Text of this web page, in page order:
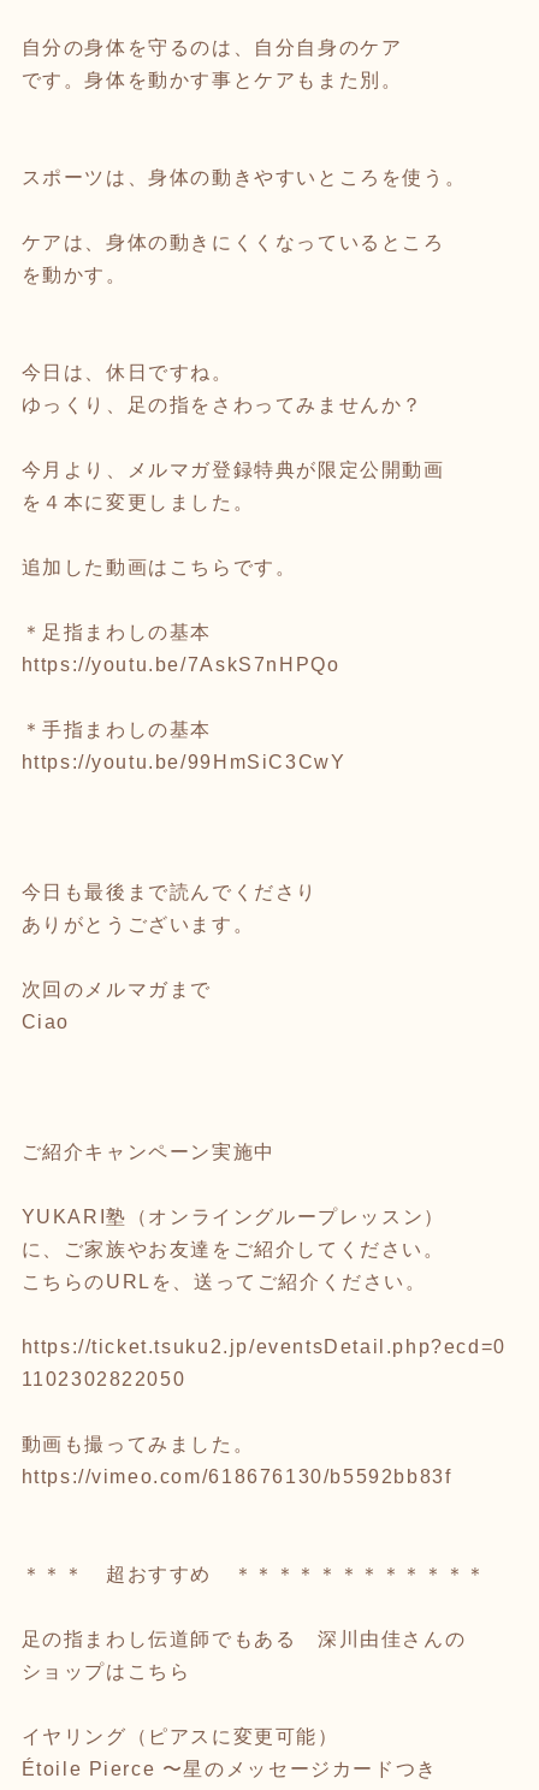
自分の身体を守るのは、自分自身のケア
です。身体を動かす事とケアもまた別。
スポーツは、身体の動きやすいところを使う。
ケアは、身体の動きにくくなっているところ
を動かす。
今日は、休日ですね。
ゆっくり、足の指をさわってみませんか？
今月より、メルマガ登録特典が限定公開動画
を４本に変更しました。
追加した動画はこちらです。
＊足指まわしの基本
https://youtu.be/7AskS7nHPQo
＊手指まわしの基本
https://youtu.be/99HmSiC3CwY
今日も最後まで読んでくださり
ありがとうございます。
次回のメルマガまで
Ciao
ご紹介キャンペーン実施中
YUKARI塾（オンライングループレッスン）
に、ご家族やお友達をご紹介してください。
こちらのURLを、送ってご紹介ください。
https://ticket.tsuku2.jp/eventsDetail.php?ecd=0
1102302822050
動画も撮ってみました。
https://vimeo.com/618676130/b5592bb83f
＊＊＊ 超おすすめ ＊＊＊＊＊＊＊＊＊＊＊＊
足の指まわし伝道師でもある 深川由佳さんの
ショップはこちら
イヤリング（ピアスに変更可能）
Étoile Pierce 〜星のメッセージカードつき